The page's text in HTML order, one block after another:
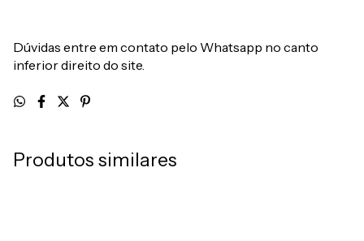
Dúvidas entre em contato pelo Whatsapp no canto
inferior direito do site.
Produtos similares